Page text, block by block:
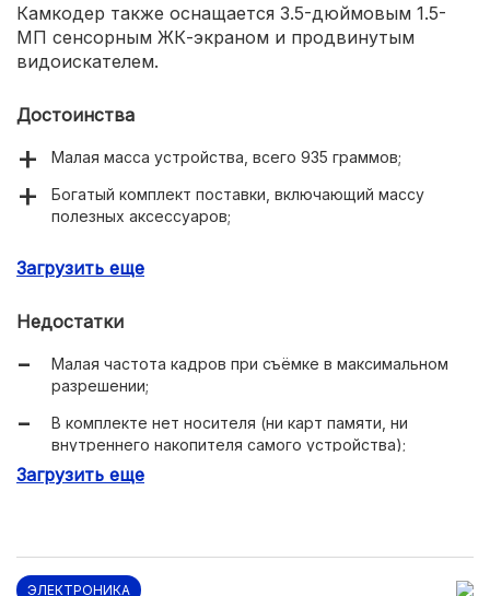
Камкодер также оснащается 3.5-дюймовым 1.5-
МП сенсорным ЖК-экраном и продвинутым
видоискателем.
Достоинства
Малая масса устройства, всего 935 граммов;
Богатый комплект поставки, включающий массу
полезных аксессуаров;
Загрузить еще
Недостатки
Малая частота кадров при съёмке в максимальном
разрешении;
В комплекте нет носителя (ни карт памяти, ни
внутреннего накопителя самого устройства);
Не поддерживается кодек H.265, который уменьшает
Загрузить еще
ЭЛЕКТРОНИКА